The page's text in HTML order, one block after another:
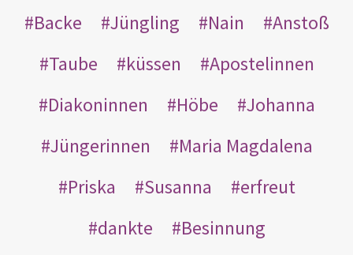
Backe
Jüngling Nain
Anstoß
Taube
küssen
Apostelinnen
Diakoninnen
Höbe
Johanna
Jüngerinnen
Maria Magdalena
Priska
Susanna
erfreut
dankte
Besinnung